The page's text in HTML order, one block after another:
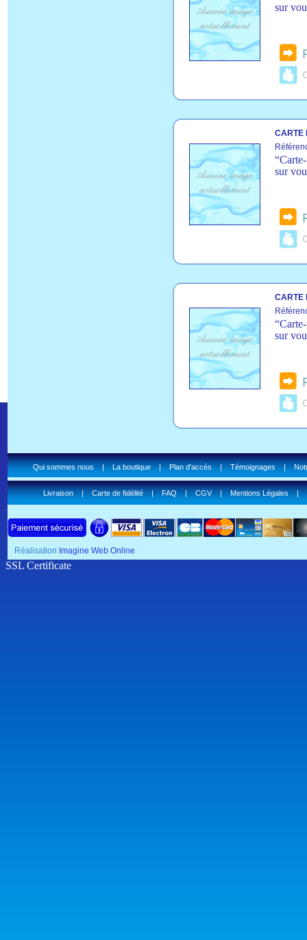
sur
CARTE
sur
CARTE
sur
Qui sommes nous|La boutique|Plan d'accès|Témoignages|
Livraison|Carte de fidélité|FAQ|CGV|Mentions Légales|
Réalisation Imagine Web Online
SSL Certificate